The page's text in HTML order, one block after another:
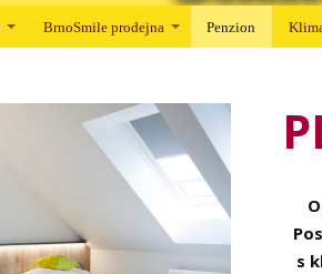
BrnoSmile prodejna Penzion
s